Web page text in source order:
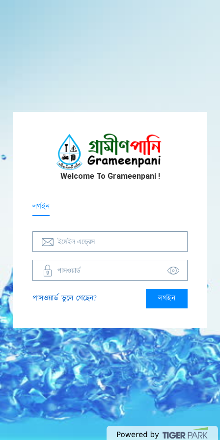
Welcome To Grameenpani !
লগইন
পাসওয়ার্ড ভুলে গেছেন? লগইন